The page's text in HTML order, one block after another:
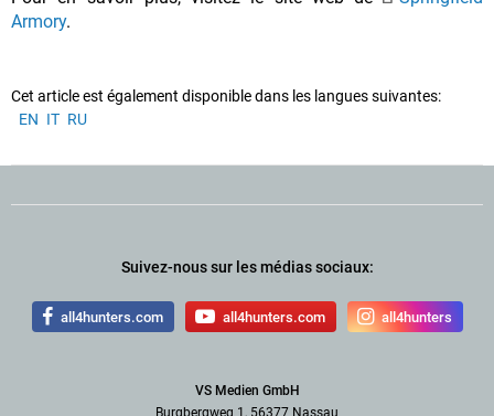
Armory.
Cet article est également disponible dans les langues suivantes:
EN IT RU
Suivez-nous sur les médias sociaux:
all4hunters.com all4hunters.com all4hunters
VS Medien GmbH
Burgbergweg 1, 56377 Nassau